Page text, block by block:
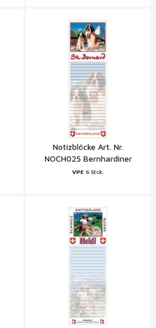
Notizblöcke Art. Nr.
NOCH025 Bernhardiner
Zermatt Matterhorn Wallis
VPE 6 Stck.